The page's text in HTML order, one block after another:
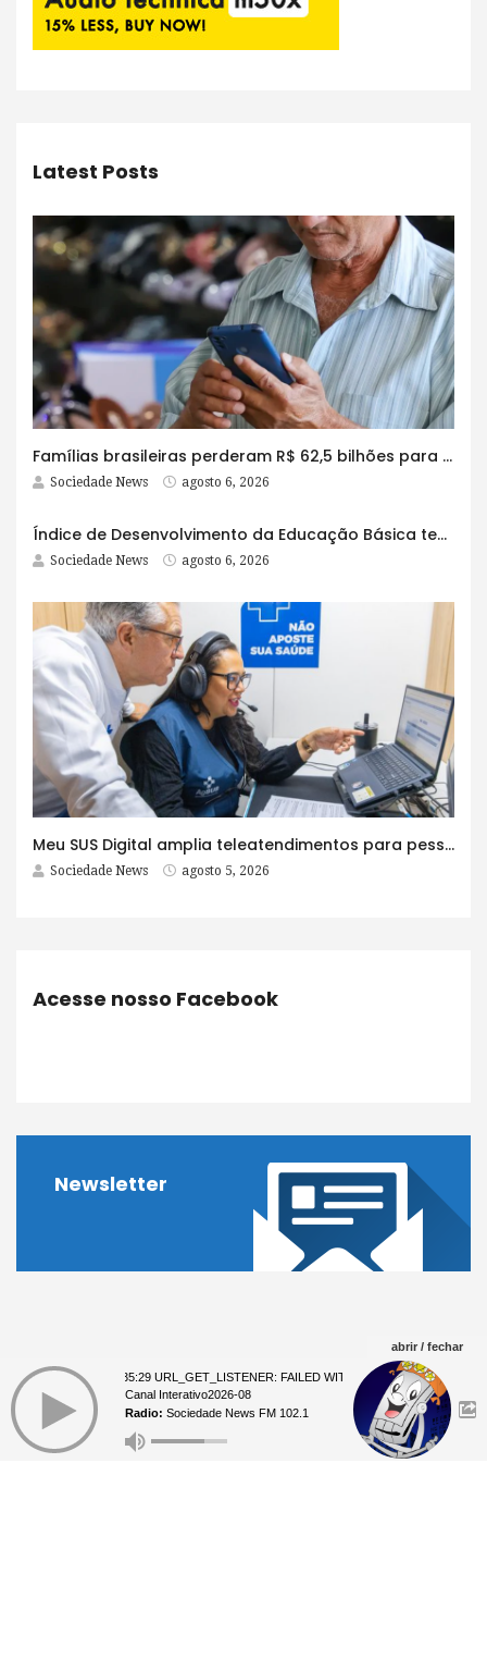
Latest Posts
Famílias brasileiras perderam R$ 62,5 bilhões para bets em 2025
Sociedade News agosto 6, 2026
Índice de Desenvolvimento da Educação Básica tem elevação em todas as etapas
Sociedade News agosto 6, 2026
Meu SUS Digital amplia teleatendimentos para pessoas com problemas com jogos e apostas
Sociedade News agosto 5, 2026
Acesse nosso Facebook
Newsletter
abrir / fechar
07 23:35:29 URL_GET_LISTENER: FAILED WITH ERROR: **** 07 23:35:29
Canal Interativo2026-08
Radio: Sociedade News FM 102.1